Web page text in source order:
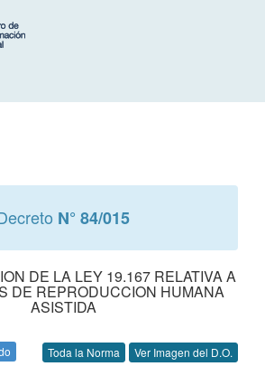
N° 84/015
DE LA LEY 19.167 RELATIVA A
DE REPRODUCCION HUMANA
ASISTIDA
Toda la Norma Ver Imagen del D.O.